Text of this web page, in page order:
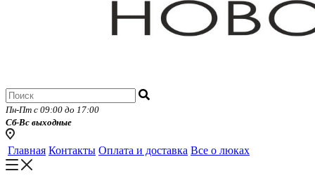
Пн-Пт с 09:00 до 17:00
Сб-Вс выходные
Главная Контакты Оплата и доставка Все о люках